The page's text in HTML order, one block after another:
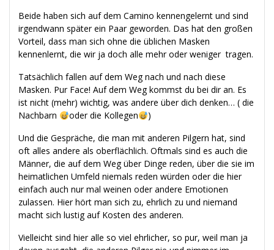
Beide haben sich auf dem Camino kennengelernt und sind
irgendwann später ein Paar geworden. Das hat den großen
Vorteil, dass man sich ohne die üblichen Masken
kennenlernt, die wir ja doch alle mehr oder weniger tragen.
Tatsächlich fallen auf dem Weg nach und nach diese
Masken. Pur Face! Auf dem Weg kommst du bei dir an. Es
ist nicht (mehr) wichtig, was andere über dich denken… ( die
Nachbarn
oder die Kollegen
)
Und die Gespräche, die man mit anderen Pilgern hat, sind
oft alles andere als oberflächlich. Oftmals sind es auch die
Männer, die auf dem Weg über Dinge reden, über die sie im
heimatlichen Umfeld niemals reden würden oder die hier
einfach auch nur mal weinen oder andere Emotionen
zulassen. Hier hört man sich zu, ehrlich zu und niemand
macht sich lustig auf Kosten des anderen.
Vielleicht sind hier alle so viel ehrlicher, so pur, weil man ja